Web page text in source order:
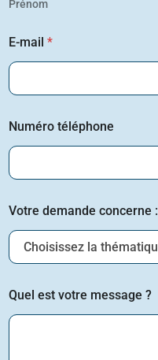
Prénom
E-mail *
Numéro téléphone
Votre demande concerne :
Quel est votre message ?